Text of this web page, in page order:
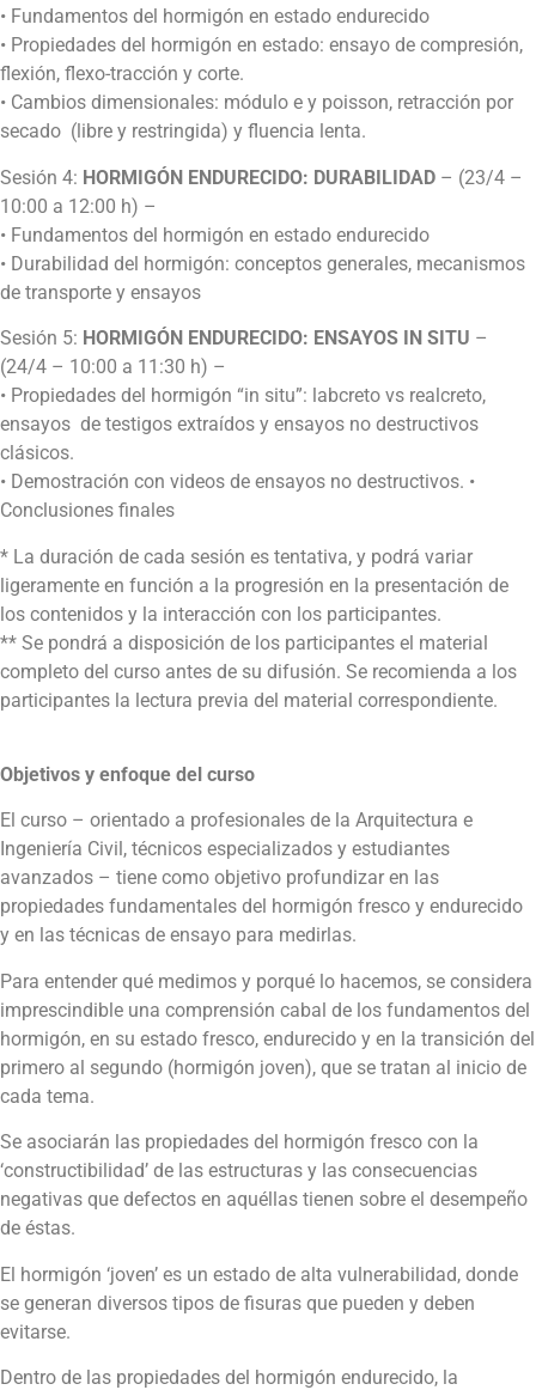
• Fundamentos del hormigón en estado endurecido
• Propiedades del hormigón en estado: ensayo de compresión,
flexión, flexo-tracción y corte.
• Cambios dimensionales: módulo e y poisson, retracción por
secado (libre y restringida) y fluencia lenta.
Sesión 4: HORMIGÓN ENDURECIDO: DURABILIDAD – (23/4 –
10:00 a 12:00 h) –
• Fundamentos del hormigón en estado endurecido
• Durabilidad del hormigón: conceptos generales, mecanismos
de transporte y ensayos
Sesión 5: HORMIGÓN ENDURECIDO: ENSAYOS IN SITU –
(24/4 – 10:00 a 11:30 h) –
• Propiedades del hormigón “in situ”: labcreto vs realcreto,
ensayos de testigos extraídos y ensayos no destructivos
clásicos.
• Demostración con videos de ensayos no destructivos. •
Conclusiones finales
* La duración de cada sesión es tentativa, y podrá variar
ligeramente en función a la progresión en la presentación de
los contenidos y la interacción con los participantes.
** Se pondrá a disposición de los participantes el material
completo del curso antes de su difusión. Se recomienda a los
participantes la lectura previa del material correspondiente.
Objetivos y enfoque del curso
El curso – orientado a profesionales de la Arquitectura e
Ingeniería Civil, técnicos especializados y estudiantes
avanzados – tiene como objetivo profundizar en las
propiedades fundamentales del hormigón fresco y endurecido
y en las técnicas de ensayo para medirlas.
Para entender qué medimos y porqué lo hacemos, se considera
imprescindible una comprensión cabal de los fundamentos del
hormigón, en su estado fresco, endurecido y en la transición del
primero al segundo (hormigón joven), que se tratan al inicio de
cada tema.
Se asociarán las propiedades del hormigón fresco con la
‘constructibilidad’ de las estructuras y las consecuencias
negativas que defectos en aquéllas tienen sobre el desempeño
de éstas.
El hormigón ‘joven’ es un estado de alta vulnerabilidad, donde
se generan diversos tipos de fisuras que pueden y deben
evitarse.
Dentro de las propiedades del hormigón endurecido, la